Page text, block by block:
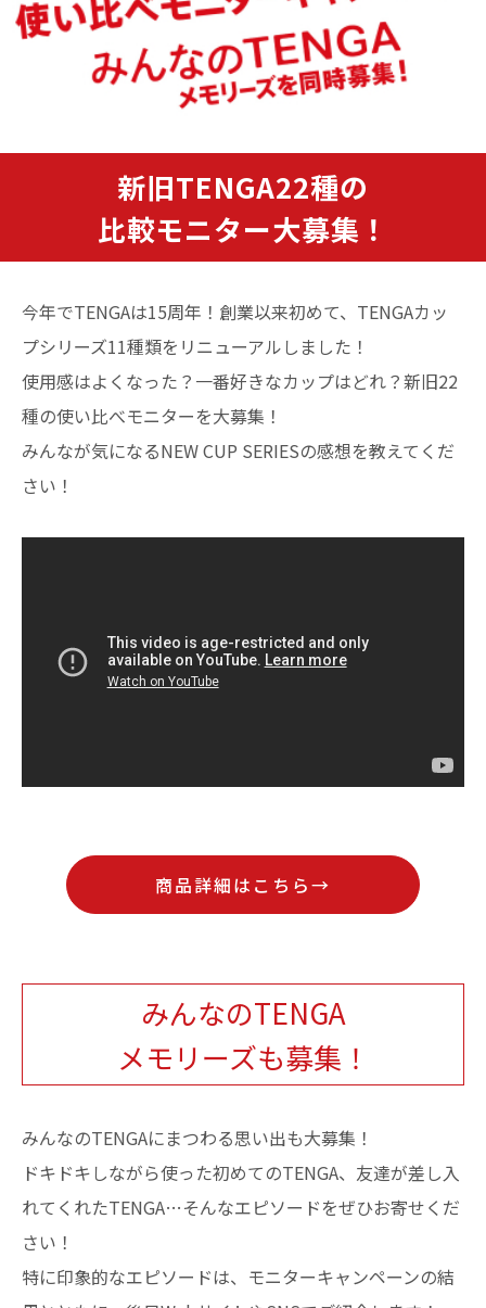
新旧TENGA22種の
比較モニター大募集！
今年でTENGAは15周年！創業以来初めて、TENGAカッ
プシリーズ11種類をリニューアルしました！
使用感はよくなった？一番好きなカップはどれ？新旧22
種の使い比べモニターを大募集！
みんなが気になるNEW CUP SERIESの感想を教えてくだ
さい！
商品詳細はこちら→
みんなのTENGA
メモリーズも募集！
みんなのTENGAにまつわる思い出も大募集！
ドキドキしながら使った初めてのTENGA、友達が差し入
れてくれたTENGA…そんなエピソードをぜひお寄せくだ
さい！
特に印象的なエピソードは、モニターキャンペーンの結